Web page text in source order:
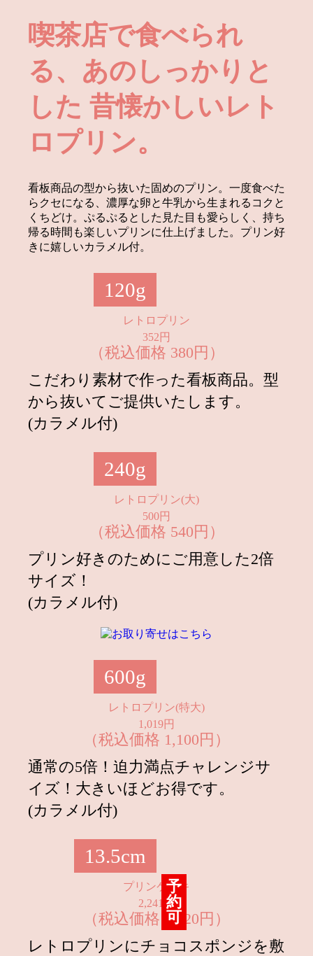
2023.12.01
【期間限定】いちごのレトロプリン
2023.10.17
10月21日より新商品『プリン屋さん
のエッグタルト』を販売いたしま
す。
2023.09.01
【秋が来た!!】秋のごちそうを詰め
込んだ限定商品が3品同時発売！
2023.06.20
【夏の美味しさ閉じ込めました！】
夏の王様すいかプリン＆果実ももプ
リン同時発売！
2023.06.01
【なめらかプリンの新作】抹茶のな
【フルーツたっぷり！】プリン・
ア・ラ・モード発売！
【5月13日(土)・14日(日) 2日間だけ
の限定販売】母の日限定レトロプリ
ン特大！
2023.04.26
【オンラインショップ限定販売】バ
ケツdeレトロプリンに母の日限定デ
コレーションセットが登場！
売！
とちおとめ苺のクリームプリン発
売！
3月2日・3日限定発売！ひなまつり
プリンケーキのご予約開始！
2023.01.25
方プリンロール販売！
1月24日よりフォンダンショコラプ
リンを販売開始！
2022年11月28日より【数量限定】ク
リスマス・プリンケーキのご予約開
【オンラインショップ】お歳暮ギフ
ト4種が発売！
2022.09.21
ハロウィンにおすすめ！バケツdeか
ぼちゃプリン＆かぼちゃのレトロプ
リン発売！
2022.09.07
【秋が来た！】栗の美味しさを詰め
込んだ限定商品2種発売！
【オンラインショップ】9月1日より
敬老の日限定セットを発売！
喫茶店で食べられ
る、あのしっかりと
した 昔懐かしいレト
ロプリン。
看板商品の型から抜いた固めのプリン。一度食べた
らクセになる、濃厚な卵と牛乳から生まれるコクと
くちどけ。ぷるぷるとした見た目も愛らしく、持ち
帰る時間も楽しいプリンに仕上げました。プリン好
きに嬉しいカラメル付。
120g
レトロプリン
352円
（税込価格 380円）
こだわり素材で作った看板商品。型
から抜いてご提供いたします。
(カラメル付)
240g
レトロプリン(大)
500円
（税込価格 540円）
プリン好きのためにご用意した2倍
サイズ！
(カラメル付)
600g
レトロプリン(特大)
1,019円
（税込価格 1,100円）
通常の5倍！迫力満点チャレンジサ
イズ！大きいほどお得です。
(カラメル付)
予
約
可
13.5cm
プリンケーキ
2,241円
（税込価格 2,420円）
レトロプリンにチョコスポンジを敷